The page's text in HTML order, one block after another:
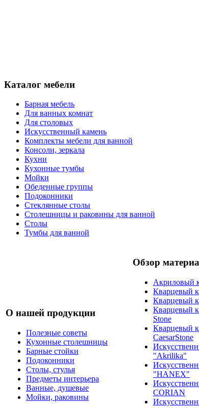
Каталог мебели
Барная мебель
Для ванных комнат
Для столовых
Искусственный камень
Комплекты мебели для ванной
Консоли, зеркала
Кухни
Кухонные тумбы
Мойки
Обеденные группы
Подоконники
Стеклянные столы
Столешницы и раковины для ванной
Столы
Тумбы для ванной
О нашей продукции
Полезные советы
Кухонные столешницы
Барные стойки
Подоконники
Столы, стулья
Предметы интерьера
Ванные, душевые
Мойки, раковины
Обзор
Акриловый
Кварцевый
Кварцевый
Кварцевый
Stone
Кварцевый
CaesarStone
"Akrilika"
"HANEX"
CORIAN